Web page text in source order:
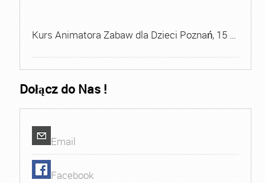
Kurs Animatora Zabaw dla Dzieci Poznań, 15 …
Dołącz do Nas !
Email
Facebook